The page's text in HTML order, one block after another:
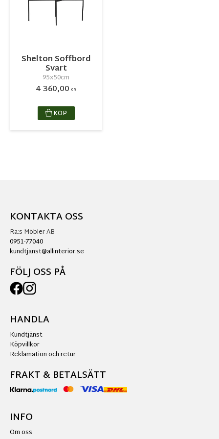
Shelton Soffbord
Svart
95x50cm
4 360,00 KR
KÖP
KONTAKTA OSS
Ra:s Möbler AB
0951-77040
kundtjanst@allinterior.se
FÖLJ OSS PÅ
HANDLA
Kundtjänst
Köpvillkor
Reklamation och retur
FRAKT & BETALSÄTT
INFO
Om oss